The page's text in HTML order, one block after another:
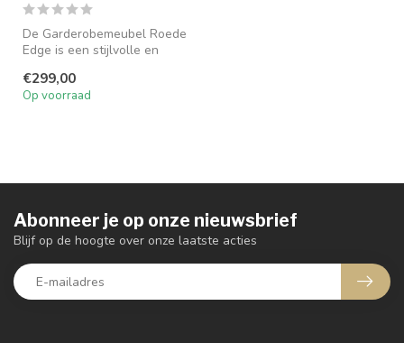
De Garderobemeubel Roede
Edge is een stijlvolle en
ophang...
€299,00
Op voorraad
Abonneer je op onze nieuwsbrief
Blijf op de hoogte over onze laatste acties